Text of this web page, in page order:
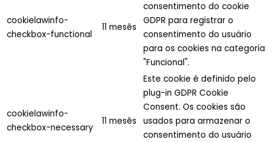
cookielawinfo-
checkbox-functional
11 mesês
consentimento do cookie
GDPR para registrar o
consentimento do usuário
para os cookies na categoria
"Funcional".
cookielawinfo-
checkbox-necessary
11 mesês
Este cookie é definido pelo
plug-in GDPR Cookie
Consent. Os cookies são
usados para armazenar o
consentimento do usuário